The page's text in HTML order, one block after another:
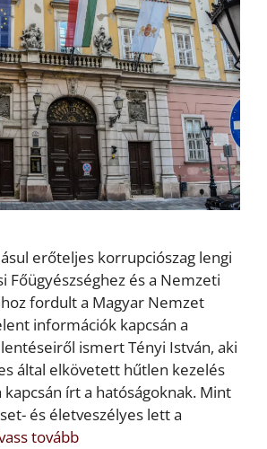
erőteljes korrupciószag lengi
Főügyészséghez és a Nemzeti
fordult a Magyar Nemzet
információk kapcsán a
ismert Tényi István, aki
által elkövetett hűtlen kezelés
írt a hatóságoknak. Mint
és életveszélyes lett a
tovább